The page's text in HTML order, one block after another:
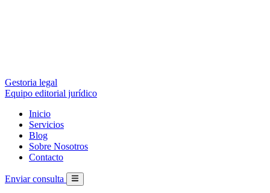
Gestoria legal
Equipo editorial jurídico
Inicio
Servicios
Blog
Sobre Nosotros
Contacto
Enviar consulta